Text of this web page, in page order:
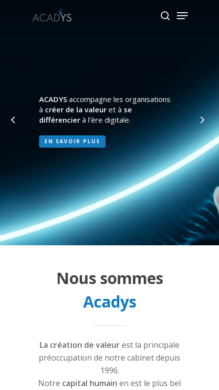
search
Menu
ACADYSaccompagne les organisations
à créer de la valeuret à se
différencierà l'ère digitale.
EN SAVOIR PLUS
Nous sommes
Acadys
La création de valeurest la principale
préoccupation de notre cabinet depuis
1996.
Notre capital humain en est le plus bel